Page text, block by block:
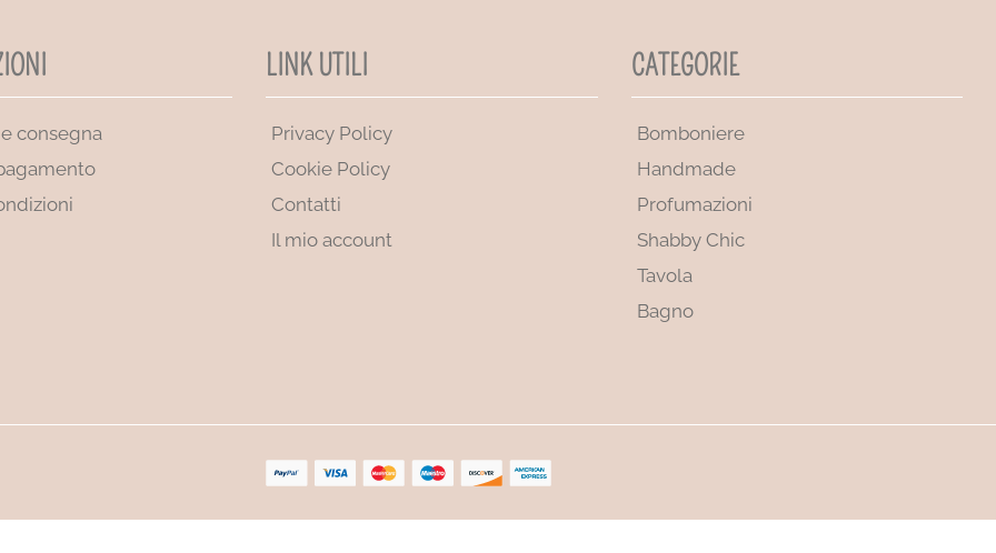
consegna
LINK UTILI
Privacy Policy
Cookie Policy
Contatti
Il mio account
CATEGORIE
Bomboniere
Handmade
Profumazioni
Shabby Chic
Tavola
Bagno